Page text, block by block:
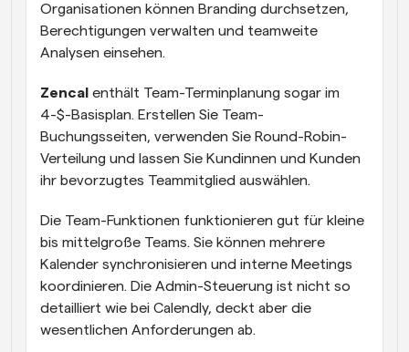
Organisationen können Branding durchsetzen,
Berechtigungen verwalten und teamweite
Analysen einsehen.
Zencal enthält Team-Terminplanung sogar im
4-$-Basisplan. Erstellen Sie Team-
Buchungsseiten, verwenden Sie Round-Robin-
Verteilung und lassen Sie Kundinnen und Kunden
ihr bevorzugtes Teammitglied auswählen.
Die Team-Funktionen funktionieren gut für kleine
bis mittelgroße Teams. Sie können mehrere
Kalender synchronisieren und interne Meetings
koordinieren. Die Admin-Steuerung ist nicht so
detailliert wie bei Calendly, deckt aber die
wesentlichen Anforderungen ab.